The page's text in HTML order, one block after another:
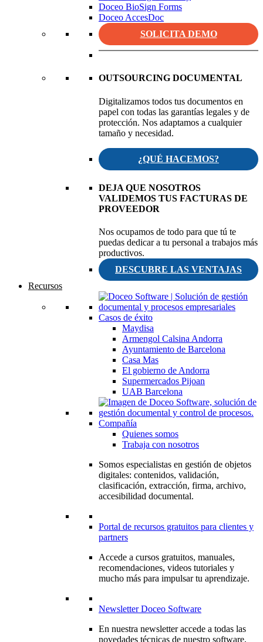
Doceo BioSign Forms
Doceo AccesDoc
SOLICITA DEMO
OUTSOURCING DOCUMENTAL
Digitalizamos todos tus documentos en
papel con todas las garantías legales y de
protección. Nos adaptamos a cualquier
tamaño y necesidad.
¿QUÉ HACEMOS?
DEJA QUE NOSOTROS
VALIDEMOS TUS FACTURAS DE
PROVEEDOR
Nos ocupamos de todo para que tú te
puedas dedicar a tu personal a trabajos más
productivos.
DESCUBRE LAS VENTAJAS
Recursos
Casos de éxito
Maydisa
Armengol Calsina Andorra
Ayuntamiento de Barcelona
Casa Mas
El gobierno de Andorra
Supermercados Pijoan
UAB Barcelona
Compañía
Quienes somos
Trabaja con nosotros
Somos especialistas en gestión de objetos
digitales: contenidos, validación,
clasificación, extracción, firma, archivo,
accesibilidad documental.
Portal de recursos gratuitos para clientes y
partners
Accede a cursos gratuitos, manuales,
recomendaciones, videos tutoriales y
mucho más para impulsar tu aprendizaje.
Newsletter Doceo Software
En nuestra newsletter accede a todas las
novedades técnicas de nuestro software,